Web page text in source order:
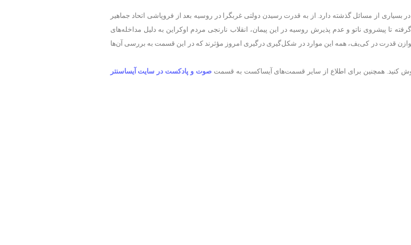
از مسائل گذشته دارد. از به قدرت رسیدن دولتی غربگرا در روسیه بعد از فروپاشی اتحاد جماهیر
غرب گرفته تا پیشروی ناتو و عدم پذیرش روسیه در این پیمان، انقلاب نارنجی مردم اوکراین به دلیل مداخله‌های
قدرت در کی‌یف، همه این موارد در شکل‌گیری درگیری امروز مؤثرند که در این قسمت به بررسی آن‌ها
کنید. همچنین برای اطلاع از سایر قسمت‌های آیساکست به قسمتصوت و پادکست در سایت آیساسنتر